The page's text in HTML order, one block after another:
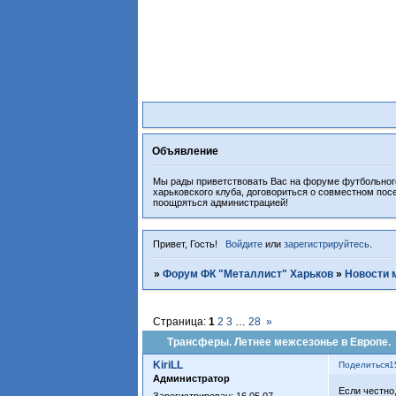
Объявление
Мы рады приветствовать Вас на форуме
харьковского клуба, договориться о совместном
поощряться администрацией!
Привет, Гость! Войдитеили зарегистрируйтесь.
»Форум ФК "Металлист" Харьков » Новости
Трансферы. Летнее межсезонье в Европе.
Страница:1 2 3 … 28 »
Поделиться
KiriLL
Администратор
Если